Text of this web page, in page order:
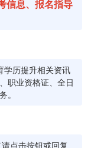
切关注考区所
绩复查仅限于
、加错分，评
严有异议等问
员会办公室按